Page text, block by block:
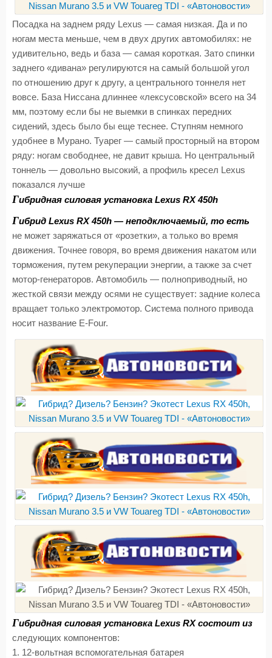
Посадка на заднем ряду Lexus — самая низкая. Да и по
ногам места меньше, чем в двух других автомобилях: не
удивительно, ведь и база — самая короткая. Зато спинки
заднего «дивана» регулируются на самый большой угол
по отношению друг к другу, а центрального тоннеля нет
вовсе. База Ниссана длиннее «лексусовской» всего на 34
мм, поэтому если бы не выемки в спинках передних
сидений, здесь было бы еще теснее. Ступням немного
удобнее в Мурано. Туарег — самый просторный на втором
ряду: ногам свободнее, не давит крыша. Но центральный
тоннель — довольно высокий, а профиль кресел Lexus
показался лучше
Гибридная силовая установка Lexus RX 450h
Гибрид Lexus RX 450h — неподключаемый, то есть
не может заряжаться от «розетки», а только во время
движения. Точнее говоря, во время движения накатом или
торможения, путем рекуперации энергии, а также за счет
мотор-генераторов. Автомобиль — полноприводный, но
жесткой связи между осями не существует: задние колеса
вращает только электромотор. Система полного привода
носит название E-Four.
Гибридная силовая установка Lexus RX состоит из
следующих компонентов:
1. 12-вольтная вспомогательная батарея